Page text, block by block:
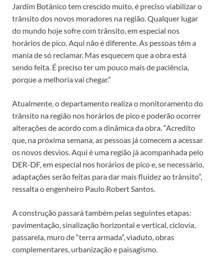
Jardim Botânico tem crescido muito, é preciso viabilizar o
trânsito dos novos moradores na região. Qualquer lugar
do mundo hoje sofre com trânsito, em especial nos
horários de pico. Aqui não é diferente. As pessoas têm a
mania de só reclamar. Mas esquecem que a obra está
sendo feita. É preciso ter um pouco mais de paciência,
porque a melhoria vai chegar.”
Atualmente, o departamento realiza o monitoramento do
trânsito na região nos horários de pico e poderão ocorrer
alterações de acordo com a dinâmica da obra. “Acredito
que, na próxima semana, as pessoas já comecem a acessar
os novos desvios. Aqui é uma região já acompanhada pelo
DER-DF, em especial nos horários de pico e, se necessário,
adaptações serão feitas para dar mais fluidez ao trânsito”,
ressalta o engenheiro Paulo Robert Santos.
A construção passará também pelas seguintes etapas:
pavimentação, sinalização horizontal e vertical, ciclovia,
passarela, muro de “terra armada”, viaduto, obras
complementares, urbanização e paisagismo.